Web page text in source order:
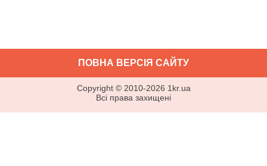
ПОВНА ВЕРСІЯ САЙТУ
Copyright © 2010-2026 1kr.ua
Всі права захищені